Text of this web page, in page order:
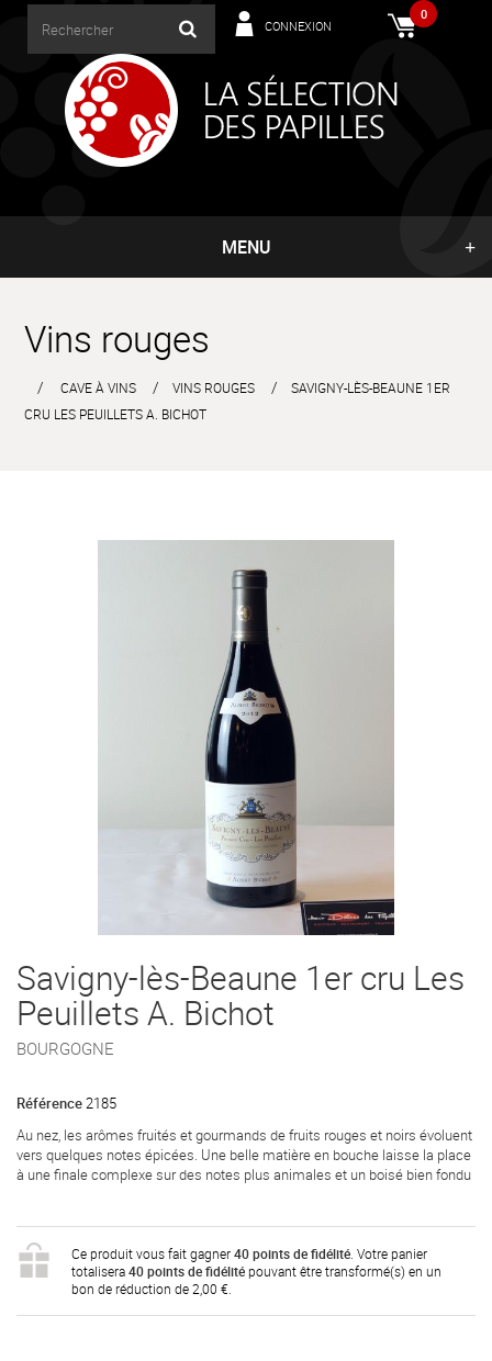
0
CONNEXION
MENU
Vins rouges
CAVE À VINS VINS ROUGES
SAVIGNY-LÈS-BEAUNE 1ER
CRU LES PEUILLETS A. BICHOT
Savigny-lès-Beaune 1er cru Les
Peuillets A. Bichot
BOURGOGNE
Référence2185
Au nez, les arômes fruités et gourmands de fruits rouges et noirs évoluent
vers quelques notes épicées. Une belle matière en bouche laisse la place
à une finale complexe sur des notes plus animales et un boisé bien fondu
Ce produit vous fait gagner 40 points de fidélité. Votre panier
totalisera 40 points de fidélité pouvant être transformé(s) en un
bon de réduction de 2,00 €.